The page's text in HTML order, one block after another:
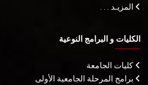
المزيـد . . .
الكليات و البرامج النوعية
كليات الجامعة
برامج المرحلة الجامعية الأولى